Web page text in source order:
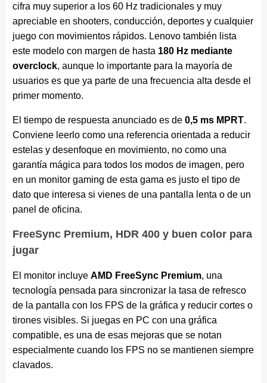
cifra muy superior a los 60 Hz tradicionales y muy
apreciable en shooters, conducción, deportes y cualquier
juego con movimientos rápidos. Lenovo también lista
este modelo con margen de hasta 180 Hz mediante
overclock, aunque lo importante para la mayoría de
usuarios es que ya parte de una frecuencia alta desde el
primer momento.
El tiempo de respuesta anunciado es de 0,5 ms MPRT.
Conviene leerlo como una referencia orientada a reducir
estelas y desenfoque en movimiento, no como una
garantía mágica para todos los modos de imagen, pero
en un monitor gaming de esta gama es justo el tipo de
dato que interesa si vienes de una pantalla lenta o de un
panel de oficina.
FreeSync Premium, HDR 400 y buen color para
jugar
El monitor incluye AMD FreeSync Premium, una
tecnología pensada para sincronizar la tasa de refresco
de la pantalla con los FPS de la gráfica y reducir cortes o
tirones visibles. Si juegas en PC con una gráfica
compatible, es una de esas mejoras que se notan
especialmente cuando los FPS no se mantienen siempre
clavados.